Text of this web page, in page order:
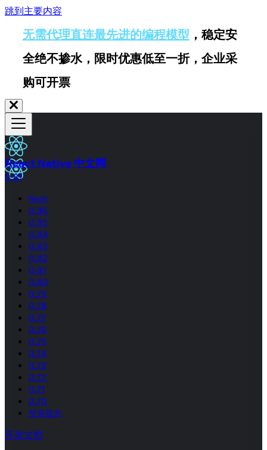
跳到主要内容
无需代理直连最先进的编程模型 ，稳定安
全绝不掺水，限时优惠低至一折，企业采
购可开票
React Native 中文网
0.81
Next
0.86
0.85
0.84
0.83
0.82
0.81
0.80
0.79
0.78
0.77
0.76
0.75
0.74
0.73
0.72
0.71
0.70
所有版本
开发文档